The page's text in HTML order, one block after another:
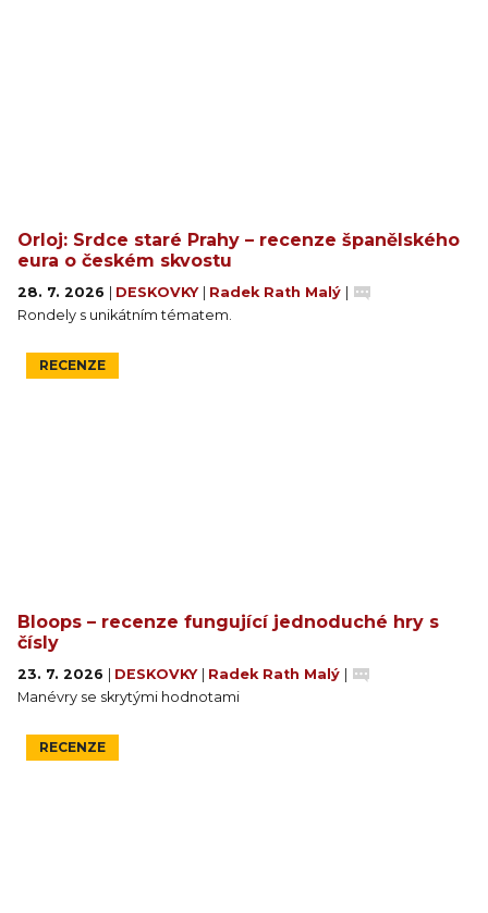
Orloj: Srdce staré Prahy – recenze španělského
eura o českém skvostu
28. 7. 2026 | DESKOVKY | Radek Rath Malý |
Rondely s unikátním tématem.
RECENZE
Bloops – recenze fungující jednoduché hry s
čísly
23. 7. 2026 | DESKOVKY | Radek Rath Malý |
Manévry se skrytými hodnotami
RECENZE